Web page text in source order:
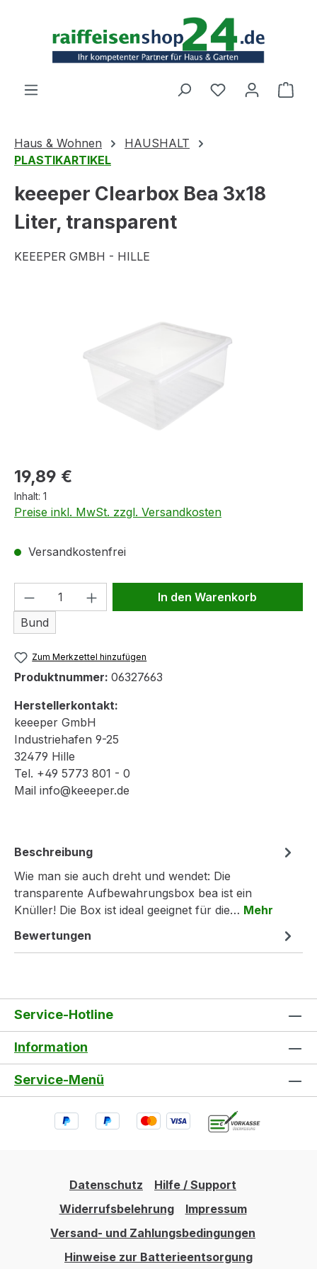
Haus & Wohnen
HAUSHALT
PLASTIKARTIKEL
keeeper Clearbox Bea 3x18
Liter, transparent
KEEEPER GMBH - HILLE
Regulärer Preis:
19,89 €
Inhalt: 1
Preise inkl. MwSt. zzgl. Versandkosten
Versandkostenfrei
Produkt Anzahl: Gib den
Bund
In den Warenkorb
Zum Merkzettel hinzufügen
Produktnummer: 06327663
Herstellerkontakt:
keeeper GmbH
Industriehafen 9-25
32479 Hille
Tel. +49 5773 801 - 0
Mail info@keeeper.de
Beschreibung
Wie man sie auch dreht und wendet: Die
transparente Aufbewahrungsbox bea ist ein
Knüller! Die Box ist ideal geeignet für die… Mehr
Bewertungen
Service-Hotline
Information
Service-Menü
Datenschutz
Hilfe / Support
Widerrufsbelehrung
Impressum
Versand- und Zahlungsbedingungen
Hinweise zur Batterieentsorgung